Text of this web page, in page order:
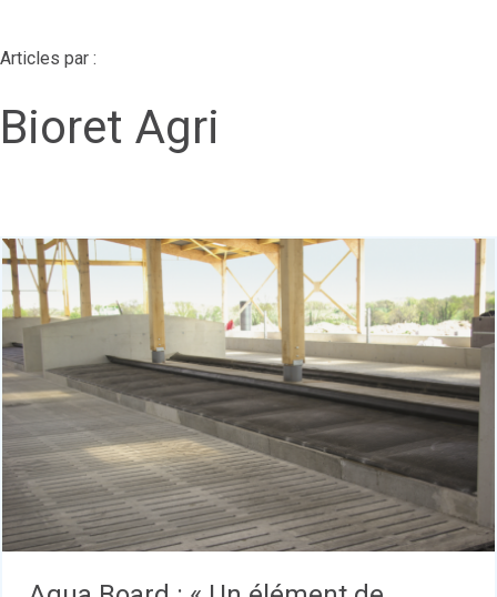
Articles par :
Bioret Agri